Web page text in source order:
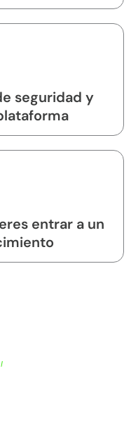
seguridad y
entrar a un